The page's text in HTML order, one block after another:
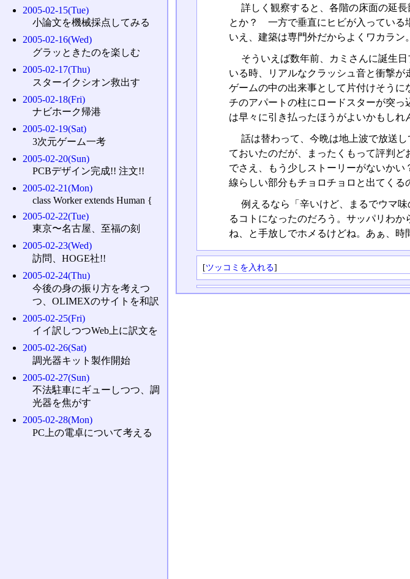
詳しく観察すると、各階の床面の延
とか？ 一方で垂直にヒビが入っている
いえ、建築は専門外だからよくワカラン
そういえば数年前、カミさんに誕生
いる時、リアルなクラッシュ音と衝撃
ゲームの中の出来事として片付けそう
チのアパートの柱にロードスターが突
は早々に引き払ったほうがよいかもし
話は替わって、今晩は地上波で放送
ておいたのだが、まったくもって評判
でさえ、もう少しストーリーがないか
線らしい部分もチョロチョロと出てくる
例えるなら「辛いけど、まるでウマ
るコトになったのだろう。サッパリわ
ね、と手放しでホメるけどね。あぁ、時
[ツッコミを入れる]
2005-02-15(Tue)
小論文を機械採点してみる
2005-02-16(Wed)
グラッときたのを楽しむ
2005-02-17(Thu)
スターイクシオン救出す
2005-02-18(Fri)
ナビホーク帰港
2005-02-19(Sat)
3次元ゲーム一考
2005-02-20(Sun)
PCBデザイン完成!! 注文!!
2005-02-21(Mon)
class Worker extends Human {
2005-02-22(Tue)
東京〜名古屋、至福の刻
2005-02-23(Wed)
訪問、HOGE社!!
2005-02-24(Thu)
今後の身の振り方を考えつ
つ、OLIMEXのサイトを和訳
2005-02-25(Fri)
イイ訳しつつWeb上に訳文を
2005-02-26(Sat)
調光器キット製作開始
2005-02-27(Sun)
不法駐車にギューしつつ、調
光器を焦がす
2005-02-28(Mon)
PC上の電卓について考える